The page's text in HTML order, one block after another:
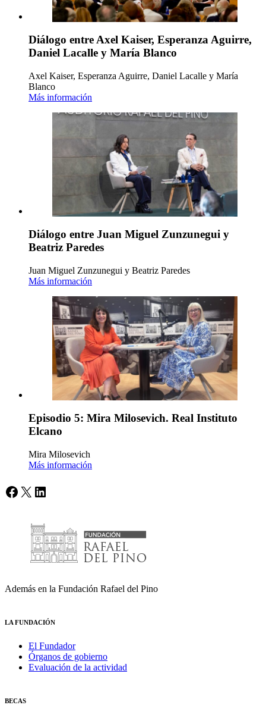
Diálogo entre Axel Kaiser, Esperanza Aguirre,
Daniel Lacalle y María Blanco
Axel Kaiser, Esperanza Aguirre, Daniel Lacalle y María
Blanco
Más información
Diálogo entre Juan Miguel Zunzunegui y
Beatriz Paredes
Juan Miguel Zunzunegui y Beatriz Paredes
Más información
Episodio 5: Mira Milosevich. Real Instituto
Elcano
Mira Milosevich
Más información
Facebook
X LinkedIn
Además en la Fundación Rafael del Pino
LA FUNDACIÓN
El Fundador
Órganos de gobierno
Evaluación de la actividad
BECAS